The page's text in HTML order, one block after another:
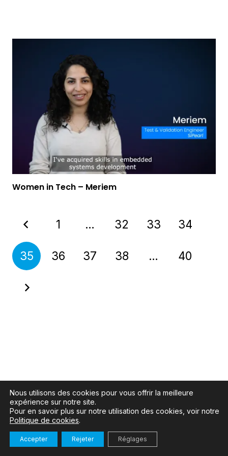
Women in Tech – Meriem
1 … 32 33 34
35 36 37 38 … 40
Nous utilisons des cookies pour vous offrir la meilleure
expérience sur notre site.
Pour en savoir plus sur notre utilisation des cookies, voir notre
Politique de cookies.
Accepter Rejeter Réglages